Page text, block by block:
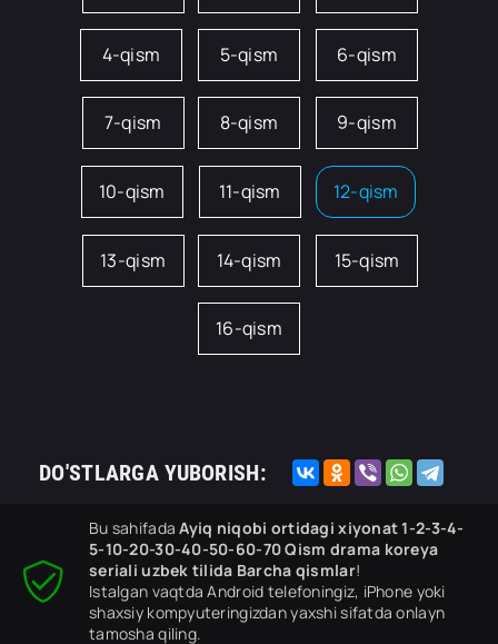
4-qism 5-qism 6-qism
7-qism 8-qism 9-qism
10-qism 11-qism 12-qism
13-qism 14-qism 15-qism
16-qism
DO'STLARGA YUBORISH:
Bu sahifadaAyiq niqobi ortidagi xiyonat 1-2-3-4-
5-10-20-30-40-50-60-70 Qism drama koreya
seriali uzbek tilida Barcha qismlar!
Istalgan vaqtda Android telefoningiz, iPhone yoki
shaxsiy kompyuteringizdan yaxshi sifatda onlayn
tamosha qiling.